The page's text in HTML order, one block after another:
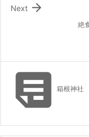
絶

Next
箱根神社